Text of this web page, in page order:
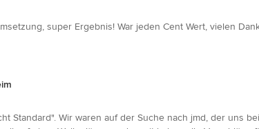
super Ergebnis! War jeden Cent Wert, vielen
Standard". Wir waren auf der Suche nach jmd, der uns